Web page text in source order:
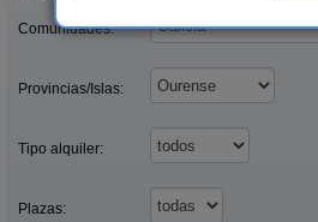
Comunidades:
Provincias/Islas:
Tipo alquiler:
Plazas: